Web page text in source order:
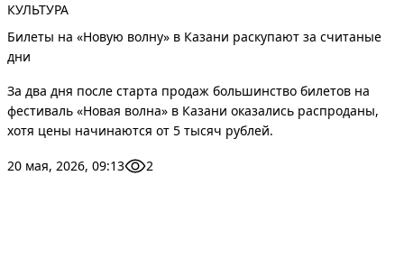
КУЛЬТУРА
Билеты на «Новую волну» в Казани раскупают за считаные
дни
За два дня после старта продаж большинство билетов на
фестиваль «Новая волна» в Казани оказались распроданы,
хотя цены начинаются от 5 тысяч рублей.
20 мая, 2026, 09:13 2